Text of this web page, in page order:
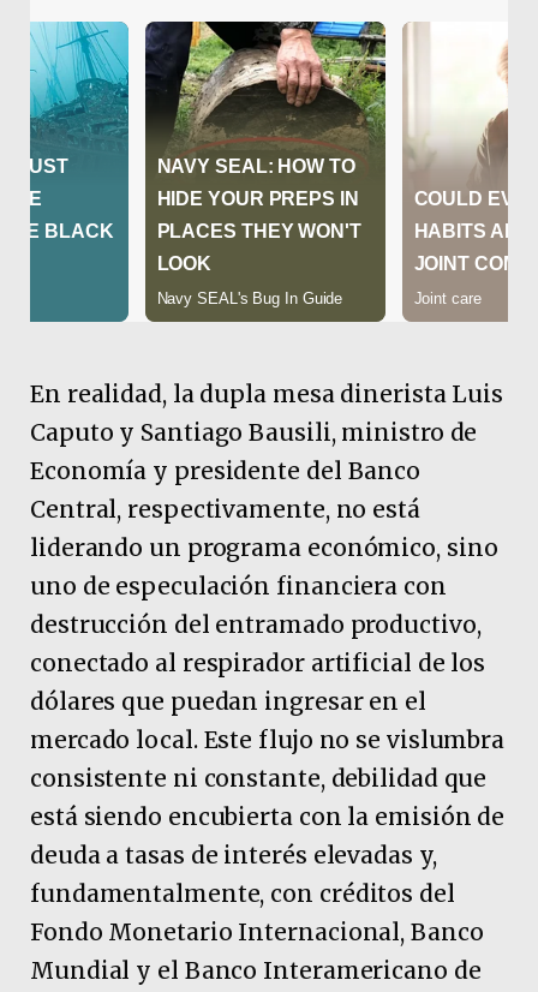
En realidad, la dupla mesa dinerista Luis
Caputo y Santiago Bausili, ministro de
Economía y presidente del Banco
Central, respectivamente, no está
liderando un programa económico, sino
uno de especulación financiera con
destrucción del entramado productivo,
conectado al respirador artificial de los
dólares que puedan ingresar en el
mercado local. Este flujo no se vislumbra
consistente ni constante, debilidad que
está siendo encubierta con la emisión de
deuda a tasas de interés elevadas y,
fundamentalmente, con créditos del
Fondo Monetario Internacional, Banco
Mundial y el Banco Interamericano de